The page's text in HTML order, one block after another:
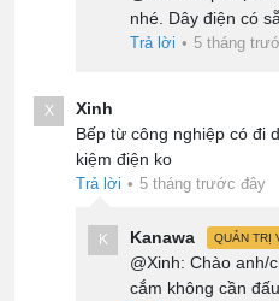
nhé. Dây điện có
Trả lời • 5 tháng
X
Xinh
Bếp từ công nghiệp có đi
kiệm điện ko
Trả lời • 5 tháng trước đây
K Kanawa QUẢN TRỊ
@Xinh: Chào anh/
cắm không cần